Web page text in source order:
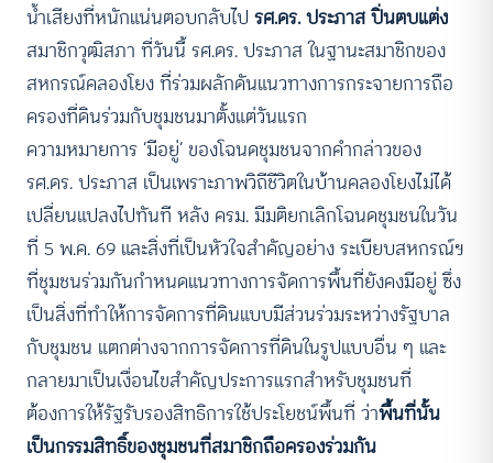
น้ำเสียงที่หนักแน่นตอบกลับไป รศ.ดร. ประภาส ปิ่นตบแต่ง
สมาชิกวุฒิสภา ที่วันนี้ รศ.ดร. ประภาส ในฐานะสมาชิกของ
สหกรณ์คลองโยง ที่ร่วมผลักดันแนวทางการกระจายการถือ
ครองที่ดินร่วมกับชุมชนมาตั้งแต่วันแรก
ความหมายการ ‘มีอยู่’ ของโฉนดชุมชนจากคำกล่าวของ
รศ.ดร. ประภาส เป็นเพราะภาพวิถีชีวิตในบ้านคลองโยงไม่ได้
เปลี่ยนแปลงไปทันที หลัง ครม. มีมติยกเลิกโฉนดชุมชนในวัน
ที่ 5 พ.ค. 69 และสิ่งที่เป็นหัวใจสำคัญอย่าง ระเบียบสหกรณ์ฯ
ที่ชุมชนร่วมกันกำหนดแนวทางการจัดการพื้นที่ยังคงมีอยู่ ซึ่ง
เป็นสิ่งที่ทำให้การจัดการที่ดินแบบมีส่วนร่วมระหว่างรัฐบาล
กับชุมชน แตกต่างจากการจัดการที่ดินในรูปแบบอื่น ๆ และ
กลายมาเป็นเงื่อนไขสำคัญประการแรกสำหรับชุมชนที่
ต้องการให้รัฐรับรองสิทธิการใช้ประโยชน์พื้นที่ ว่าพื้นที่นั้น
เป็นกรรมสิทธิ์ของชุมชนที่สมาชิกถือครองร่วมกัน